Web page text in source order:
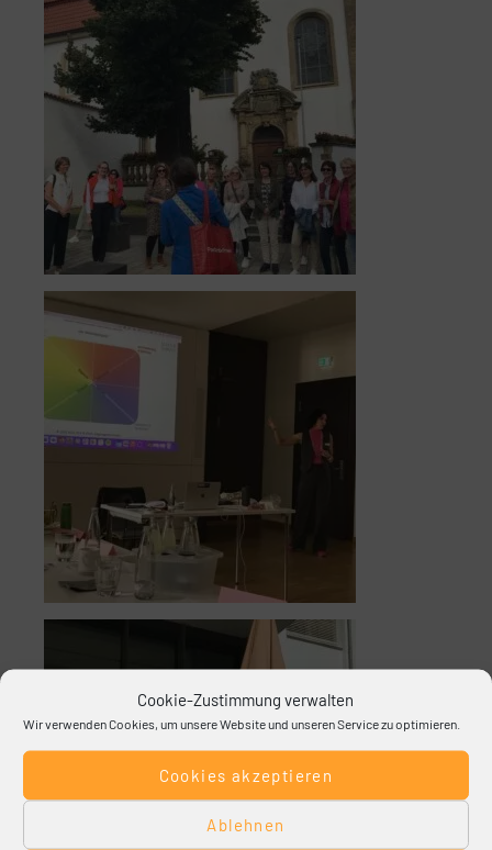
Cookie-Zustimmung verwalten
Wir verwenden Cookies, um unsere Website und unseren Service zu optimieren.
Cookies akzeptieren
Ablehnen